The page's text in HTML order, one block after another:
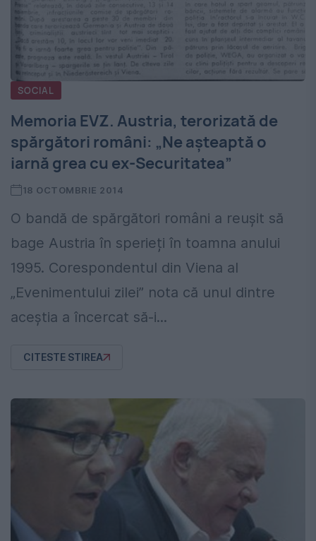
SOCIAL
Memoria EVZ. Austria, terorizată de
spărgători români: „Ne așteaptă o
iarnă grea cu ex-Securitatea”
18 OCTOMBRIE 2014
O bandă de spărgători români a reușit să
bage Austria în sperieți în toamna anului
1995. Corespondentul din Viena al
„Evenimentului zilei” nota că unul dintre
aceștia a încercat să-i...
CITESTE STIREA